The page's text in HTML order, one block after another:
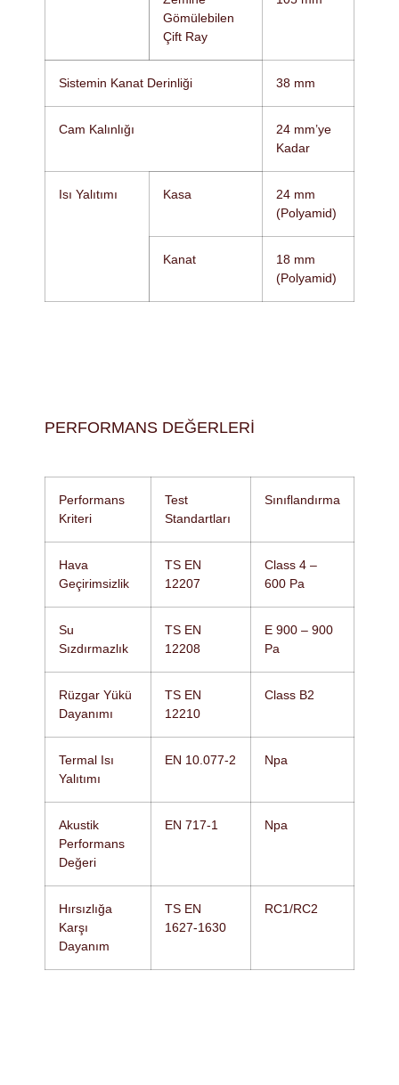
Gömülebilen
Çift Ray
Sistemin Kanat Derinliği 38 mm
Cam Kalınlığı
24 mm’ye
Kadar
Isı Yalıtımı Kasa
24 mm
(Polyamid)
Kanat
18 mm
(Polyamid)
PERFORMANS DEĞERLERI
Performans
Kriteri
Test
Standartları
Sınıflandırma
Hava
Geçirimsizlik
TS EN
12207
Class 4 –
600 Pa
Su
Sızdırmazlık
TS EN
12208
E 900 – 900
Pa
Rüzgar Yükü
Dayanımı
TS EN
12210
Class B2
Termal Isı
Yalıtımı
EN 10.077-2 Npa
Akustik
Performans
Değeri
EN 717-1 Npa
Hırsızlığa
Karşı
Dayanım
TS EN
1627-1630
RC1/RC2